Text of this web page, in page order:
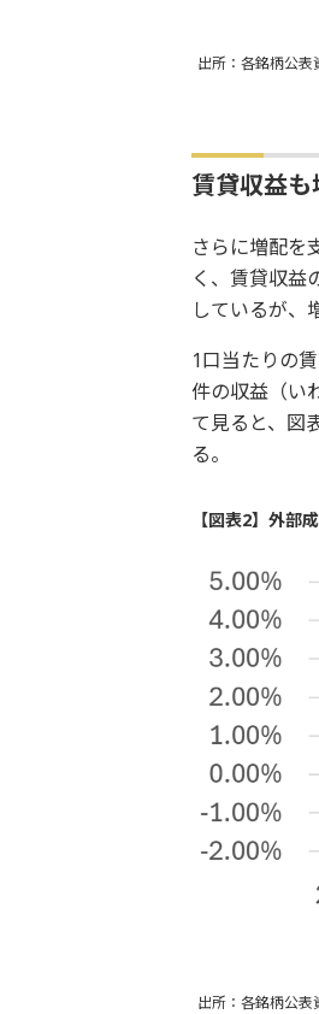
出所：各銘柄公表
賃貸収益
さらに増配を
く、賃貸収益
しているが、
1口当たりの
件の収益（い
て見ると、図
る。
【図表2】外部
出所：各銘柄公表